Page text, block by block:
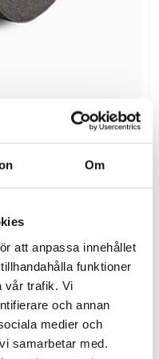
Om
att anpassa innehållet
funktioner
vår trafik. Vi
och annan
medier och
samarbetar med.
Walk
slitstyrka och
etc. Bredd: 25 mm